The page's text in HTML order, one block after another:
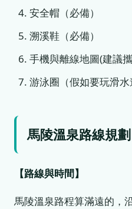
安全帽（必備）
溯溪鞋（必備）
手機與離線地圖(建議
游泳圈（假如要玩滑水
馬陵溫泉路線規劃
【路線與時間】
馬陵溫泉路程算滿遠的，